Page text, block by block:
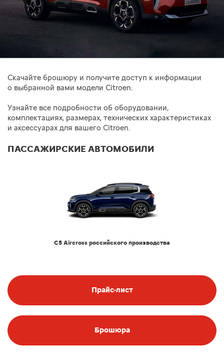
Скачайте брошюру и получите доступ к информации
о выбранной вами модели Citroen.
Узнайте все подробности об оборудовании,
комплектациях, размерах, технических характеристиках
и аксессуарах для вашего Citroen.
ПАССАЖИРСКИЕ АВТОМОБИЛИ
C5 Aircross российского производства
Прайс-лист
Брошюра